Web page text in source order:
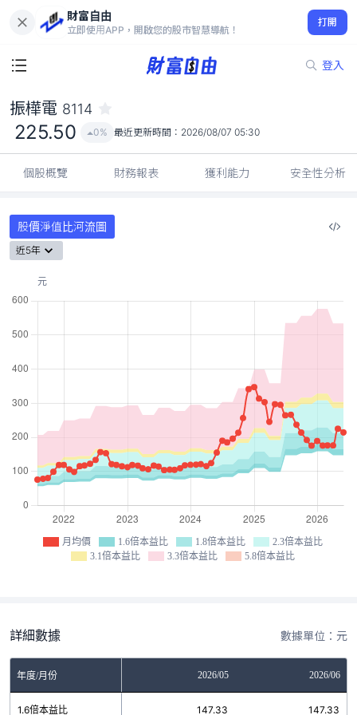
財富自由
立即使用APP，開啟您的股市智慧導航！
打開
登入
225.50
0%
振樺電 8114
225.50 0% 最近更新時間： 2026/08/07 05:30
個股概覽 財務報表 獲利能力 安全性分析
股價淨值比河流圖
近5年
月均價 1.6倍本益比 1.8倍本益比
2.3倍本益比
3.1倍本益比
3.3倍本益比 5.8倍本益比
詳細數據 數據單位：元
年度/月份 2026/05 2026/06
1.6倍本益比 147.33 147.33